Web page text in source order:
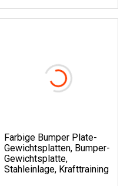
Farbige Bumper Plate-
Gewichtsplatten, Bumper-
Gewichtsplatte,
Stahleinlage, Krafttraining